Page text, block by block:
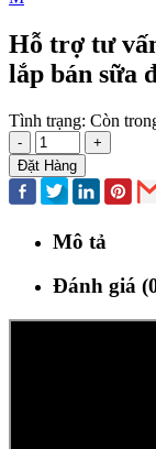
Hỗ trợ tư
lắp bán sữa
Tình trạng: Còn
-
+
Đặt Hàng
Mô tả
Đánh giá